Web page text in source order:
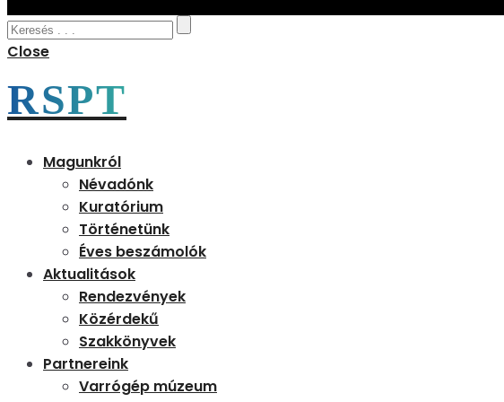
Close
RSPT
Magunkról
Névadónk
Kuratórium
Történetünk
Éves beszámolók
Aktualitások
Rendezvények
Közérdekű
Szakkönyvek
Partnereink
Varrógép múzeum